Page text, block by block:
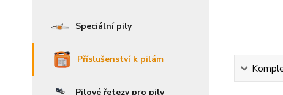
Speciální pily
Příslušenství k pilám
Pilové řetezy pro pily